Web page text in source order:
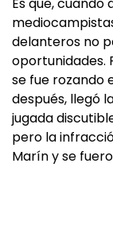
delanteros no
oportunidades.
se fue rozando
después, llegó
jugada
pero la
Marín y se